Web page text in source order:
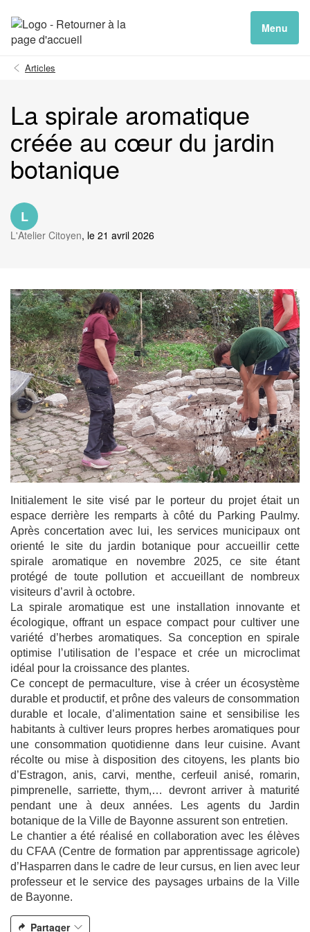
Menu
Articles
La spirale aromatique
créée au cœur du jardin
botanique
L
L'Atelier Citoyen, le 21 avril 2026
Initialement le site visé par le porteur du projet était un
espace derrière les remparts à côté du Parking Paulmy.
Après concertation avec lui, les services municipaux ont
orienté le site du jardin botanique pour accueillir cette
spirale aromatique en novembre 2025, ce site étant
protégé de toute pollution et accueillant de nombreux
visiteurs d’avril à octobre.
La spirale aromatique est une installation innovante et
écologique, offrant un espace compact pour cultiver une
variété d’herbes aromatiques. Sa conception en spirale
optimise l’utilisation de l’espace et crée un microclimat
idéal pour la croissance des plantes.
Ce concept de permaculture, vise à créer un écosystème
durable et productif, et prône des valeurs de consommation
durable et locale, d’alimentation saine et sensibilise les
habitants à cultiver leurs propres herbes aromatiques pour
une consommation quotidienne dans leur cuisine. Avant
récolte ou mise à disposition des citoyens, les plants bio
d’Estragon, anis, carvi, menthe, cerfeuil anisé, romarin,
pimprenelle, sarriette, thym,… devront arriver à maturité
pendant une à deux années. Les agents du Jardin
botanique de la Ville de Bayonne assurent son entretien.
Le chantier a été réalisé en collaboration avec les élèves
du CFAA (Centre de formation par apprentissage agricole)
d’Hasparren dans le cadre de leur cursus, en lien avec leur
professeur et le service des paysages urbains de la Ville
de Bayonne.
Partager